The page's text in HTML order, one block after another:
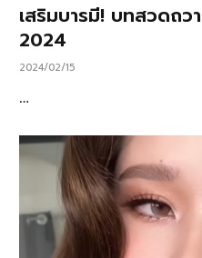
เสริมบารมี! บทสวดถว
2024
2024/02/15
…